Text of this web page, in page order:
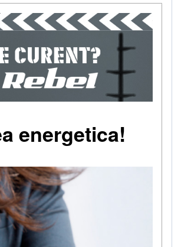
energetica!